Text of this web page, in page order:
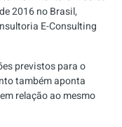
2016 no Brasil,
E-Consulting
previstos para o
também aponta
relação ao mesmo